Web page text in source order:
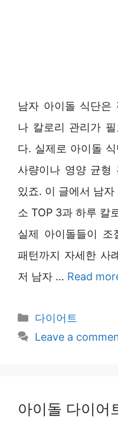
남자 아이돌 식단은
나 칼로리 관리가
다. 실제로 아이돌
사량이나 영양 균형
있죠. 이 글에서 남
소 TOP 3과 하루 칼
실제 아이돌들이
패턴까지 자세한 사
저 남자 … Read
Categories
다이어트
Leave a
아이돌 다이어